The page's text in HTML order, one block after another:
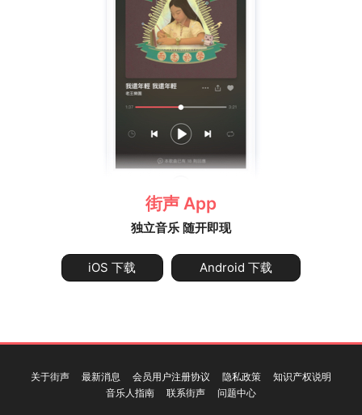
街声 App
独立音乐 随开即现
iOS 下载 Android 下载
关于街声 最新消息 会员用户注册协议 隐私政策
知识产权说明
音乐人指南
联系街声 问题中心